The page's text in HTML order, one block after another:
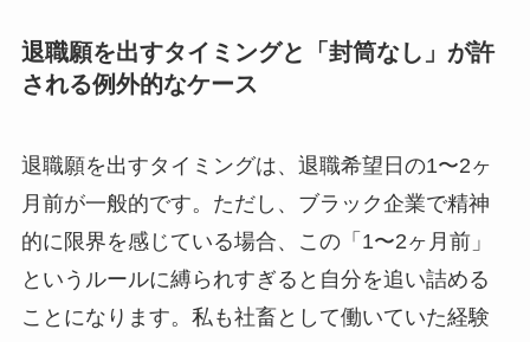
退職願を出すタイミングと「封筒なし」が許
される例外的なケース
退職願を出すタイミングは、退職希望日の1〜2ヶ
月前が一般的です。ただし、ブラック企業で精神
的に限界を感じている場合、この「1〜2ヶ月前」
というルールに縛られすぎると自分を追い詰める
ことになります。私も社畜として働いていた経験